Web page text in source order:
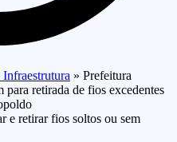
» Prefeitura
retirada de fios excedentes
e retirar fios soltos ou sem